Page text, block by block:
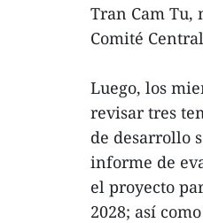
Tran Cam Tu,
Comité
Luego, los
revisar tres
de desarrollo
informe de
el proyecto
2028; así